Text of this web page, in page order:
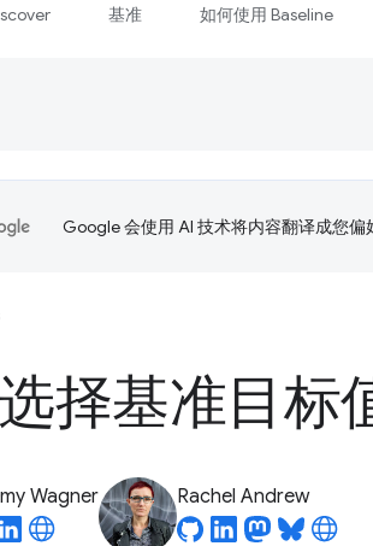
基准 如何使用 Baseline
Google 会使用 AI 技术将内容翻译成您偏
择基准目标
Wagner Rachel Andrew